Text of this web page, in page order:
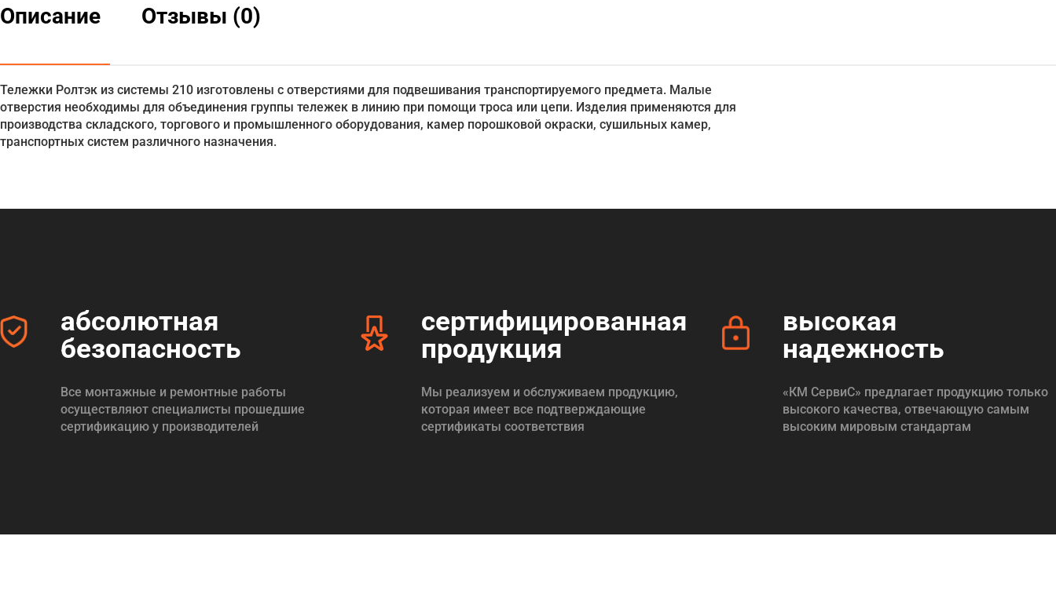
Описание Отзывы (0)
Тележки Ролтэк из системы 210 изготовлены с отверстиями для подвешивания транспортируемого предмета. Малые
отверстия необходимы для объединения группы тележек в линию при помощи троса или цепи. Изделия применяются для
производства складского, торгового и промышленного оборудования, камер порошковой окраски, сушильных камер,
транспортных систем различного назначения.
абсолютная
безопасность
Все монтажные и ремонтные работы
осуществляют специалисты прошедшие
сертификацию у производителей
сертифицированная
продукция
Мы реализуем и обслуживаем продукцию,
которая имеет все подтверждающие
сертификаты соответствия
высокая
надежность
«КМ СервиС» предлагает продукцию только
высокого качества, отвечающую самым
высоким мировым стандартам